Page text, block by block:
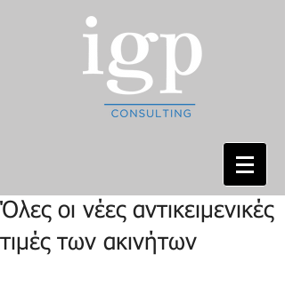
Όλες οι νέες αντικειμενικές
τιμές των ακινήτων